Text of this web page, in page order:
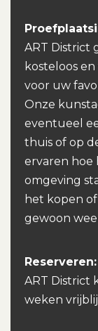
ART District
kosteloos
voor uw
Onze
eventueel
thuis of op
ervaren hoe
omgeving
het kopen
gewoon
Reserveren:
ART District
weken